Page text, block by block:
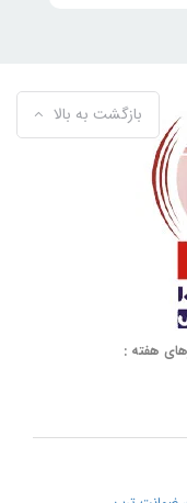
بازگشت به بالا
هفته :